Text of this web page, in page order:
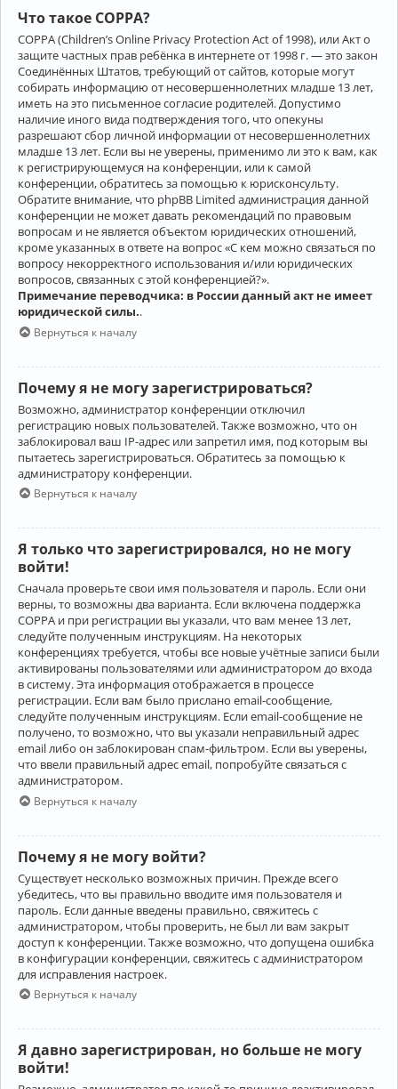
Что такое COPPA?
COPPA (Children’s Online Privacy Protection Act of 1998), или Акт о
защите частных прав ребёнка в интернете от 1998 г. — это закон
Соединённых Штатов, требующий от сайтов, которые могут
собирать информацию от несовершеннолетних младше 13 лет,
иметь на это письменное согласие родителей. Допустимо
наличие иного вида подтверждения того, что опекуны
разрешают сбор личной информации от несовершеннолетних
младше 13 лет. Если вы не уверены, применимо ли это к вам, как
к регистрирующемуся на конференции, или к самой
конференции, обратитесь за помощью к юрисконсульту.
Обратите внимание, что phpBB Limited администрация данной
конференции не может давать рекомендаций по правовым
вопросам и не является объектом юридических отношений,
кроме указанных в ответе на вопрос «С кем можно связаться по
вопросу некорректного использования и/или юридических
вопросов, связанных с этой конференцией?».
Примечание переводчика: в России данный акт не имеет
юридической силы..
Вернуться к началу
Почему я не могу зарегистрироваться?
Возможно, администратор конференции отключил
регистрацию новых пользователей. Также возможно, что он
заблокировал ваш IP-адрес или запретил имя, под которым вы
пытаетесь зарегистрироваться. Обратитесь за помощью к
администратору конференции.
Вернуться к началу
Я только что зарегистрировался, но не могу
войти!
Сначала проверьте свои имя пользователя и пароль. Если они
верны, то возможны два варианта. Если включена поддержка
COPPA и при регистрации вы указали, что вам менее 13 лет,
следуйте полученным инструкциям. На некоторых
конференциях требуется, чтобы все новые учётные записи были
активированы пользователями или администратором до входа
в систему. Эта информация отображается в процессе
регистрации. Если вам было прислано email-сообщение,
следуйте полученным инструкциям. Если email-сообщение не
получено, то возможно, что вы указали неправильный адрес
email либо он заблокирован спам-фильтром. Если вы уверены,
что ввели правильный адрес email, попробуйте связаться с
администратором.
Вернуться к началу
Почему я не могу войти?
Существует несколько возможных причин. Прежде всего
убедитесь, что вы правильно вводите имя пользователя и
пароль. Если данные введены правильно, свяжитесь с
администратором, чтобы проверить, не был ли вам закрыт
доступ к конференции. Также возможно, что допущена ошибка
в конфигурации конференции, свяжитесь с администратором
для исправления настроек.
Вернуться к началу
Я давно зарегистрирован, но больше не могу
войти!